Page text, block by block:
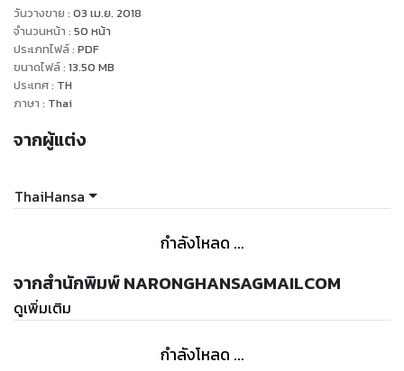
วันวางขาย : 03 เม.ย. 2018
จำนวนหน้า : 50 หน้า
ประเภทไฟล์: PDF
ขนาดไฟล์: 13.50 MB
ประเทศ: TH
ภาษา : Thai
จากผู้แต่ง
ThaiHansa
กำลังโหลด ...
จากสำนักพิมพ์ NARONGHANSAGMAILCOM
ดูเพิ่มเติม
กำลังโหลด ...